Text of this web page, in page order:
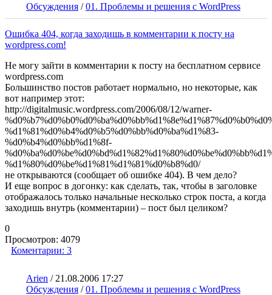
Обсуждения /01. Проблемы и решения с WordPress
Ошибка 404, когда заходишь в комментарии к посту на
wordpress.com!
Не могу зайти в комментарии к посту на бесплатном сервисе
wordpress.com
Большинство постов работает нормально, но некоторые, как
вот например этот:
http://digitalmusic.wordpress.com/2006/08/12/warner-
%d1%81%d0%b4%d0%b5%d0%bb%d0%ba%d1%83-
%d0%b4%d0%bb%d1%8f-
%d1%80%d0%be%d1%81%d1%81%d0%b8%d0/
не открываются (сообщает об ошибке 404). В чем дело?
И еще вопрос в догонку: как сделать, так, чтобы в заголовке
отображалось только начальные несколько строк поста, а когда
заходишь внутрь (комментарии) – пост был целиком?
0
Просмотров: 4079
Коментарии: 3
Arien / 21.08.2006 17:27
Обсуждения /01. Проблемы и решения с WordPress